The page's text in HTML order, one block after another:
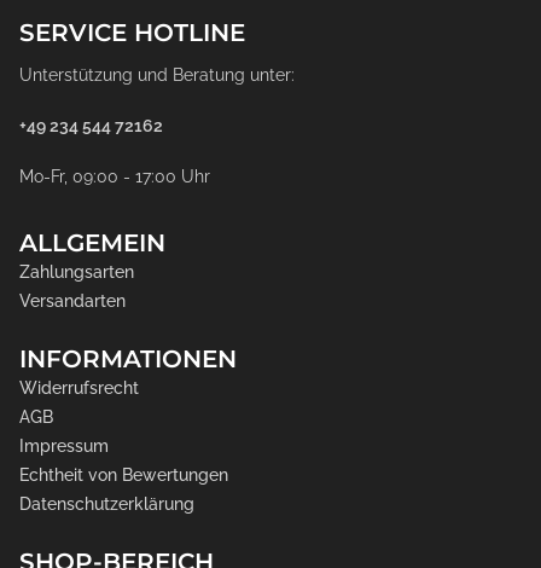
SERVICE HOTLINE
Unterstützung und Beratung unter:
+49 234 544 72162
Mo-Fr, 09:00 - 17:00 Uhr
ALLGEMEIN
Zahlungsarten
Versandarten
INFORMATIONEN
Widerrufsrecht
AGB
Impressum
Echtheit von Bewertungen
Datenschutzerklärung
SHOP-BEREICH